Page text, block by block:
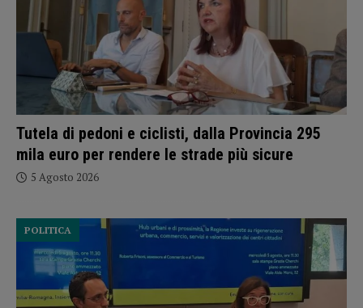
Tutela di pedoni e ciclisti, dalla Provincia 295
mila euro per rendere le strade più sicure
5 Agosto 2026
POLITICA